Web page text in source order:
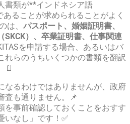
書類が**インドネシア語
あることが求められることがよく
は、 パスポート、婚姻証明書、
SKCK）、卒業証明書、仕事関連
を申請する場合、あるいはバ
れらのうちいくつかの書類を翻訳
📄
なるわけではありませんが、政府
査も通りません。📌
を事前確認しておくことをおすす
いなし」です！✅